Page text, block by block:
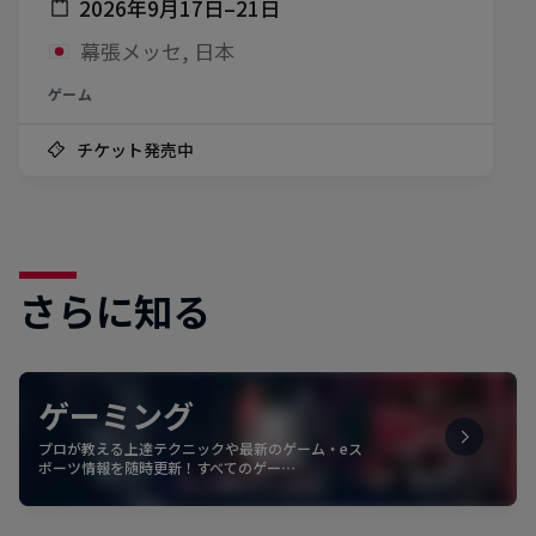
2026年9月17日–21日
幕張メッセ, 日本
ゲーム
チケット発売中
さらに知る
ゲーミング
プロが教える上達テクニックや最新のゲーム・eス
ポーツ情報を随時更新！すべてのゲー…